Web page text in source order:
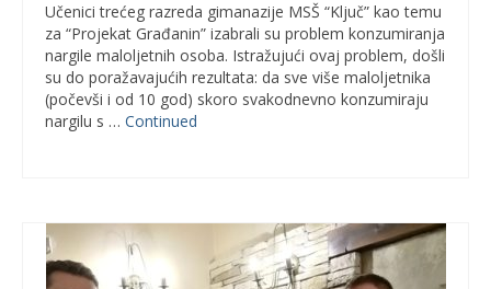
Učenici trećeg razreda gimanazije MSŠ “Ključ” kao temu
za “Projekat Građanin” izabrali su problem konzumiranja
nargile maloljetnih osoba. Istražujući ovaj problem, došli
su do poražavajućih rezultata: da sve više maloljetnika
(počevši i od 10 god) skoro svakodnevno konzumiraju
nargilu s … Continued